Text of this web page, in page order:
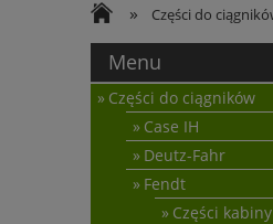
» Części do
Menu
Części do ciągników
Case IH
Deutz-Fahr
Fendt
Części